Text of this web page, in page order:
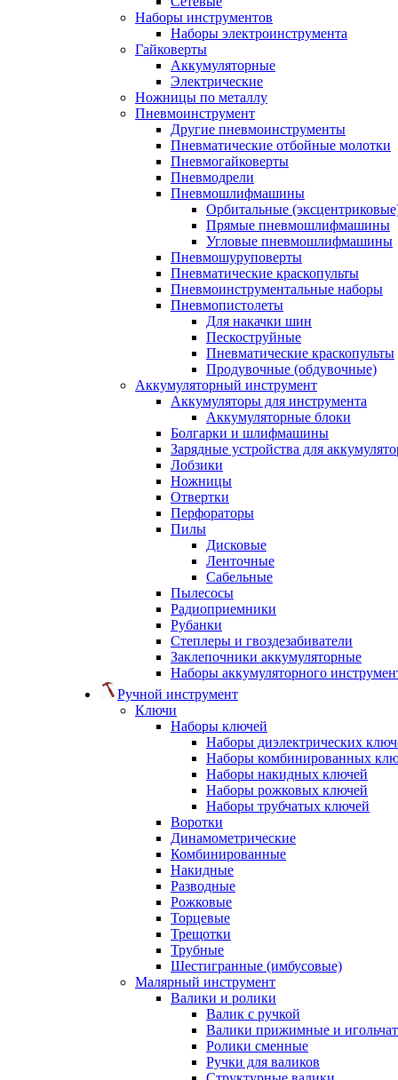
Наборы инструментов
Наборы электроинструмента
Гайковерты
Аккумуляторные
Электрические
Ножницы по металлу
Пневмоинструмент
Другие пневмоинструменты
Пневматические отбойные молотки
Пневмогайковерты
Пневмодрели
Пневмошлифмашины
Орбитальные
Прямые пневмошлифмашины
Угловые пневмошлифмашины
Пневмошуруповерты
Пневматические краскопульты
Пневмоинструментальные наборы
Пневмопистолеты
Для накачки шин
Пескоструйные
Пневматические краскопульты
Продувочные (обдувочные)
Аккумуляторный инструмент
Аккумуляторы для инструмента
Аккумуляторные блоки
Болгарки и шлифмашины
Зарядные устройства для
Лобзики
Ножницы
Отвертки
Перфораторы
Пилы
Дисковые
Ленточные
Сабельные
Пылесосы
Радиоприемники
Рубанки
Степлеры и гвоздезабиватели
Заклепочники аккумуляторные
Наборы аккумуляторного
Ручной инструмент
Ключи
Наборы ключей
Наборы диэлектрических
Наборы комбинированных
Наборы накидных ключей
Наборы рожковых ключей
Наборы трубчатых ключей
Воротки
Динамометрические
Комбинированные
Накидные
Разводные
Рожковые
Торцевые
Трещотки
Трубные
Шестигранные (имбусовые)
Малярный инструмент
Валики и ролики
Валик с ручкой
Валики прижимные и
Ролики сменные
Ручки для валиков